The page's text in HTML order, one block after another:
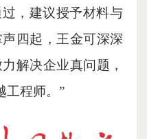
，建议授予材料与
四起，王金可深深
解决企业真问题，
工程师。”